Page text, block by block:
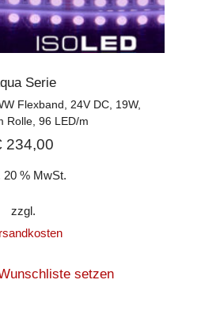
Serie
Flexband, 24V DC, 19W,
Rolle, 96 LED/m
234,00
20 % MwSt.
zzgl.
setzen